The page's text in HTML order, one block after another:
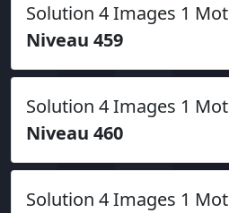
Solution 4 Images 1 Mot
Niveau 459
Solution 4 Images 1 Mot
Niveau 460
Solution 4 Images 1 Mot